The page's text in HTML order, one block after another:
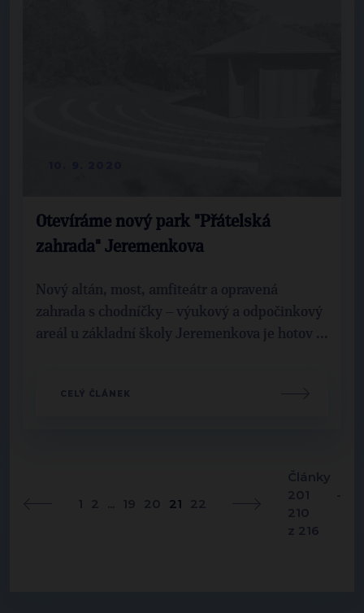
Otevíráme nový park "Přátelská
zahrada" Jeremenkova
Nový altán, most, amfiteátr a opravená
zahrada s chodníčky – výukový a odpočinkový
areál u základní školy Jeremenkova je hotov ...
CELÝ ČLÁNEK
1 2 19 20 21 22
Články
201 -
210
z 216